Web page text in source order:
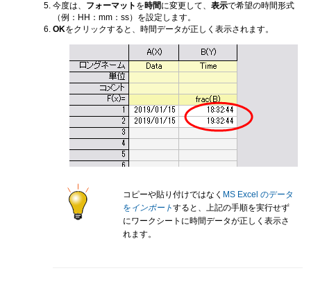
今度は、 フォーマット を時間に変更して、 表示で希望の時間形式
（例：HH：mm：ss）を設定します。
OKをクリックすると、時間データが正しく表示されます。
コピーや貼り付けではなく MS Excel のデータ
を インポートすると、上記の手順を実行せず
にワークシートに時間データが正しく表示さ
れます。